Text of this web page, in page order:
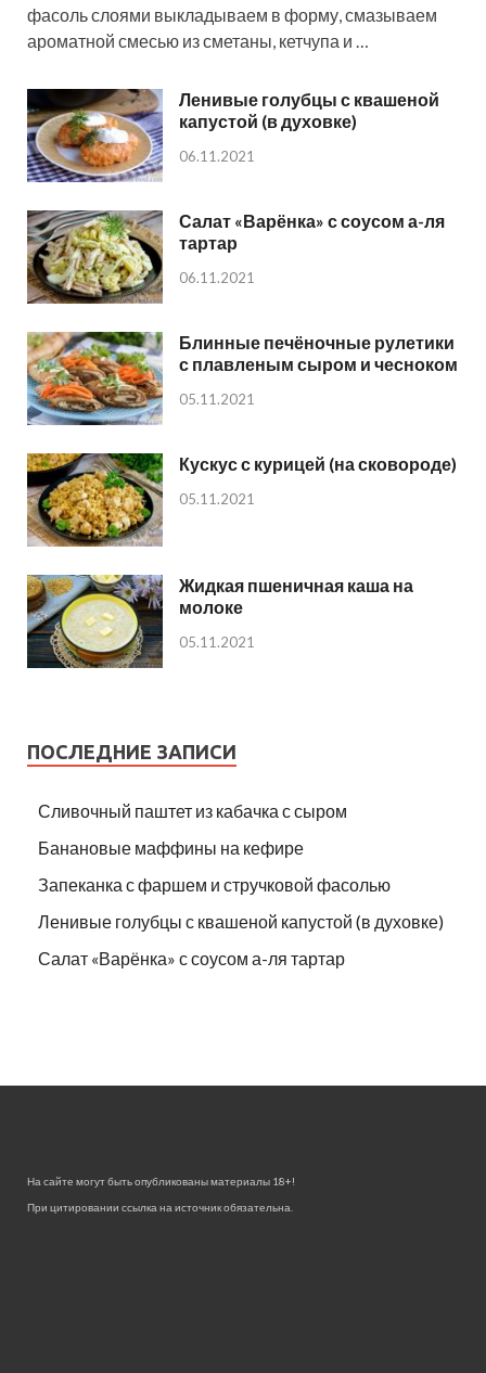
фасоль слоями выкладываем в форму, смазываем
ароматной смесью из сметаны, кетчупа и …
Ленивые голубцы с квашеной
капустой (в духовке)
06.11.2021
Салат «Варёнка» с соусом а-ля
тартар
06.11.2021
Блинные печёночные рулетики
с плавленым сыром и чесноком
05.11.2021
Кускус с курицей (на сковороде)
05.11.2021
Жидкая пшеничная каша на
молоке
05.11.2021
ПОСЛЕДНИЕ ЗАПИСИ
Сливочный паштет из кабачка с сыром
Банановые маффины на кефире
Запеканка с фаршем и стручковой фасолью
Ленивые голубцы с квашеной капустой (в духовке)
Салат «Варёнка» с соусом а-ля тартар
На сайте могут быть опубликованы материалы 18+!
При цитировании ссылка на источник обязательна.